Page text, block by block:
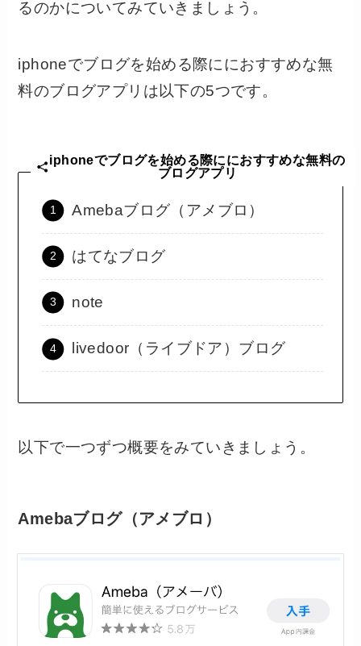
るのかについてみていきましょう。
iphoneでブログを始める際ににおすすめな無
料のブログアプリは以下の5つです。
iphoneでブログを始める際ににおすすめな無料の
ブログアプリ
Amebaブログ（アメブロ）
はてなブログ
note
livedoor（ライブドア）ブログ
以下で一つずつ概要をみていきましょう。
Amebaブログ（アメブロ）